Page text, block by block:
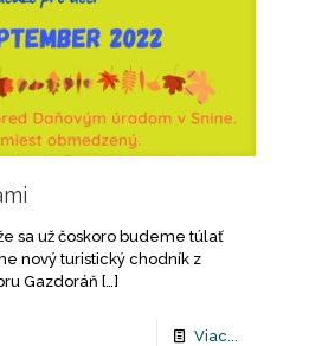
sa už čoskoro budeme túlať
nový turistický chodník z
Gazdoráň […]
Viac...